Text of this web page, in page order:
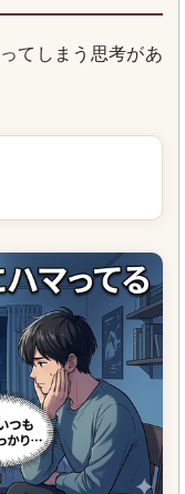
てしまう思考があ